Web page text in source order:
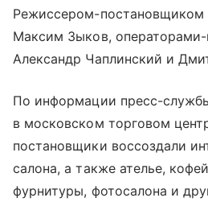
Режиссером-постановщиком
Максим Зыков,
Александр Чаплинский и
По информации пресс-
в московском торговом
постановщики воссоздали
салона, а также ателье,
фурнитуры, фотосалона и